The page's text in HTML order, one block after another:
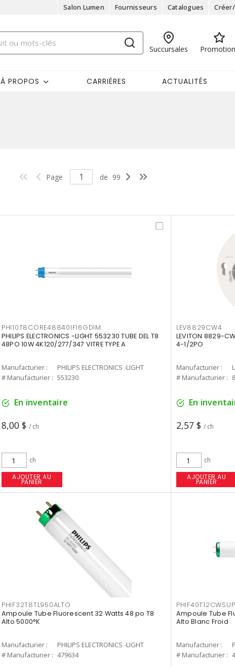
Salon Lumen Fournisseurs Catalogues
Succursales
À PROPOS CARRIÈRES ACTUALITÉS
Page de 99
PHI10T8CORE48840IF16GDIM
PHILIPS ELECTRONICS -LIGHT 553230 TUBE DEL T8
48PO 10W 4K120/277/347 VITRE TYPE A
Manufacturier :
PHILIPS ELECTRONICS -LIGHT
# Manufacturier : 553230
En inventaire
8,00 $ / ch
ch
AJOUTER AU
PANIER
LEV8829CW4
LEVITON 8829-
4-1/2PO
Manufacturier :
# Manufacturier :
En
2,57 $ / ch
ch
AJOUTER AU
PANIER
PHIF32T8TL950ALTO
Ampoule Tube Fluorescent 32 Watts 48 po T8
Alto 5000°K
Manufacturier :
PHILIPS ELECTRONICS -LIGHT
# Manufacturier : 479634
Ampoule Tube
Alto Blanc Froid
Manufacturier :
# Manufacturier :